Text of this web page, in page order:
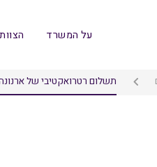
על המשרד
תשלום רטרואקטיבי של